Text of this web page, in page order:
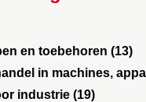
en toebehoren (13)
in machines,
industrie (19)